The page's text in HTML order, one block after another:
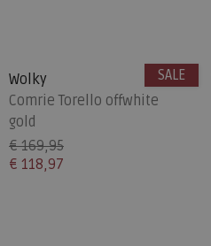
Wolky
Comrie Torello offwhite
gold
€ 169,95
€ 118,97
SALE